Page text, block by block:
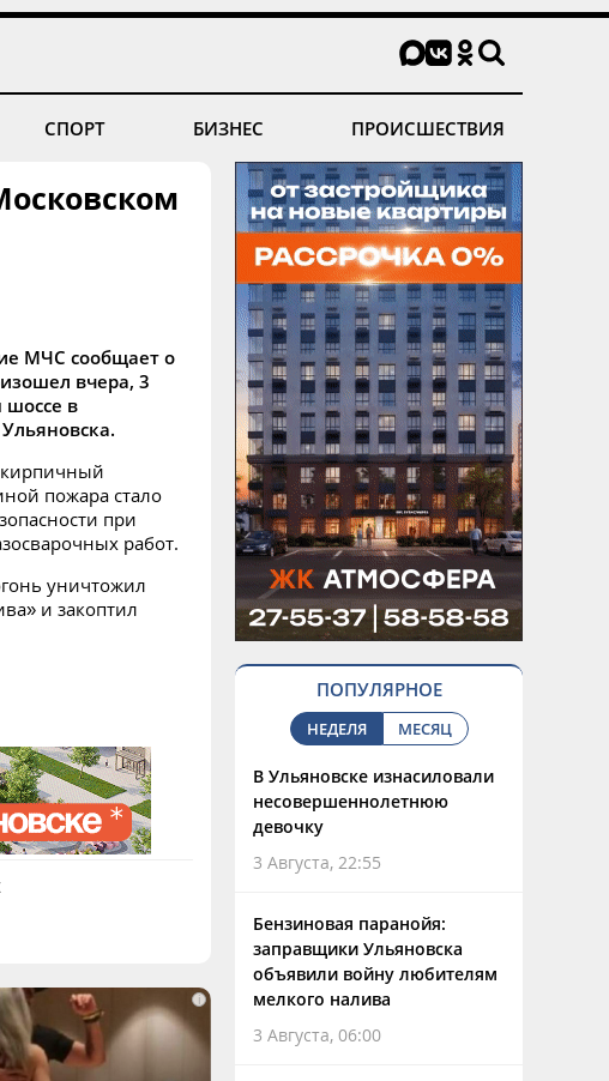
СПОРТ БИЗНЕС ПРОИСШЕСТВИЯ
МЧС сообщает о
вчера, 3
в
кирпичный
пожара стало
при
работ.
уничтожил
и закоптил
i
ПОПУЛЯРНОЕ
НЕДЕЛЯ МЕСЯЦ
В Ульяновске изнасиловали
несовершеннолетнюю
девочку
3 Августа, 22:55
Бензиновая паранойя:
заправщики Ульяновска
объявили войну любителям
мелкого налива
3 Августа, 06:00